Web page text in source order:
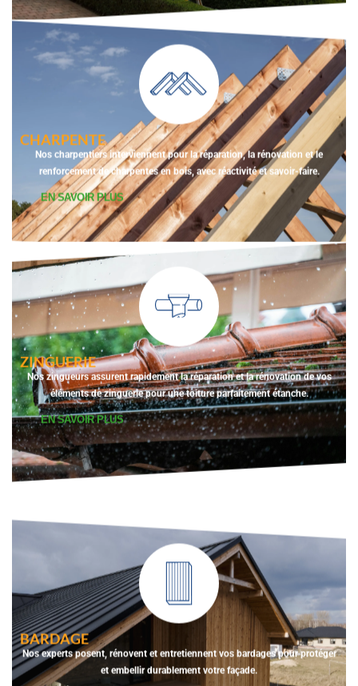
CHARPENTE
Nos charpentiers interviennent pour la réparation, la rénovation et le
renforcement de charpentes en bois, avec réactivité et savoir-faire.
EN SAVOIR PLUS
ZINGUERIE
Nos zingueurs assurent rapidement la réparation et la rénovation de vos
éléments de zinguerie pour une toiture parfaitement étanche.
EN SAVOIR PLUS
BARDAGE
Nos experts posent, rénovent et entretiennent vos bardages pour protéger
et embellir durablement votre façade.
EN SAVOIR PLUS